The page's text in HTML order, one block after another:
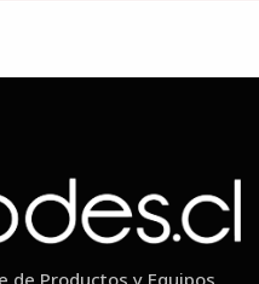
de Productos y Equipos